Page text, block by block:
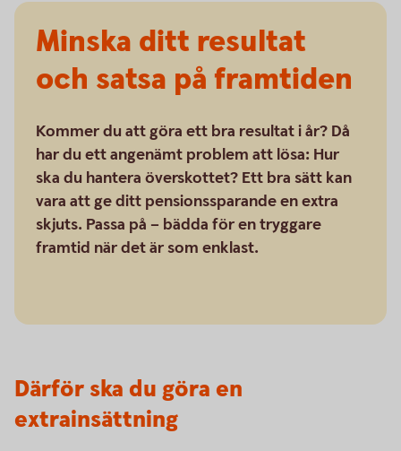
Minska ditt resultat
och satsa på framtiden
Kommer du att göra ett bra resultat i år? Då
har du ett angenämt problem att lösa: Hur
ska du hantera överskottet? Ett bra sätt kan
vara att ge ditt pensionssparande en extra
skjuts. Passa på – bädda för en tryggare
framtid när det är som enklast.
Därför ska du göra en
extrainsättning